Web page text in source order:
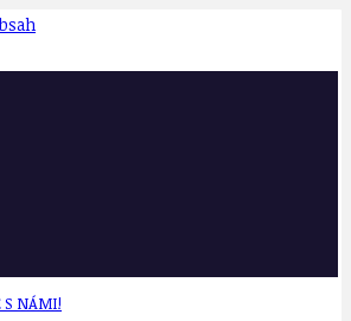
S NÁMI!